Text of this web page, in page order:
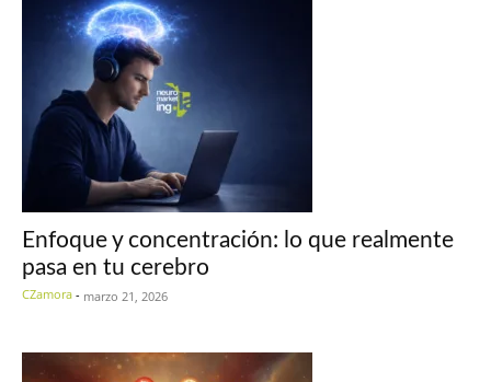
Enfoque y concentración: lo que realmente
pasa en tu cerebro
CZamora - marzo 21, 2026